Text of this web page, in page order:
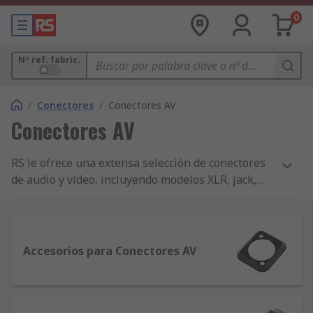
0
Nº ref. fabric.
/ Conectores / Conectores AV
Conectores AV
RS le ofrece una extensa selección de conectores
de audio y vídeo, incluyendo modelos XLR, jack,
Amphenol y conectores de audio y vídeo de marca
Accesorios para Conectores AV